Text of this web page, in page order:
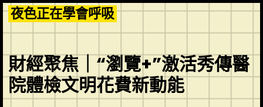
Skip
to
content
夜色正在學會呼吸
財經聚焦｜“瀏覽+”激活秀傳醫
院體檢文明花費新動能